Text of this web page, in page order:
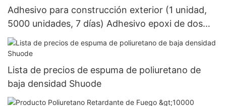
Adhesivo para construcción exterior (1 unidad,
5000 unidades, 7 días) Adhesivo epoxi de dos
componentes al por mayor - Shuode
Lista de precios de espuma de poliuretano de
baja densidad Shuode